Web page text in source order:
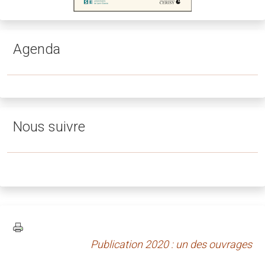
Publication 2020 : un des ouvrages
Agenda
Nous suivre